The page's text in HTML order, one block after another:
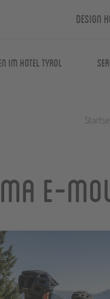
Design
im Hotel Tyrol
E-